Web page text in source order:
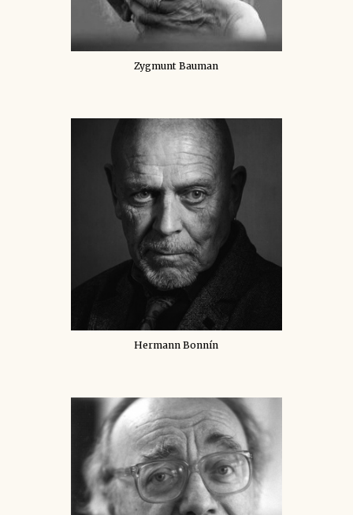
Zygmunt Bauman
Hermann Bonnín